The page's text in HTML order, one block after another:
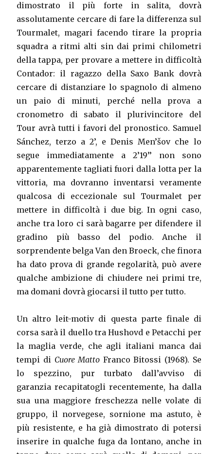
dimostrato il più forte in salita, dovrà
assolutamente cercare di fare la differenza sul
Tourmalet, magari facendo tirare la propria
squadra a ritmi alti sin dai primi chilometri
della tappa, per provare a mettere in difficoltà
Contador: il ragazzo della Saxo Bank dovrà
cercare di distanziare lo spagnolo di almeno
un paio di minuti, perché nella prova a
cronometro di sabato il plurivincitore del
Tour avrà tutti i favori del pronostico. Samuel
Sánchez, terzo a 2’, e Denis Men’šov che lo
segue immediatamente a 2’19’’ non sono
apparentemente tagliati fuori dalla lotta per la
vittoria, ma dovranno inventarsi veramente
qualcosa di eccezionale sul Tourmalet per
mettere in difficoltà i due big. In ogni caso,
anche tra loro ci sarà bagarre per difendere il
gradino più basso del podio. Anche il
sorprendente belga Van den Broeck, che finora
ha dato prova di grande regolarità, può avere
qualche ambizione di chiudere nei primi tre,
ma domani dovrà giocarsi il tutto per tutto.
Un altro leit-motiv di questa parte finale di
corsa sarà il duello tra Hushovd e Petacchi per
la maglia verde, che agli italiani manca dai
tempi di Cuore Matto Franco Bitossi (1968). Se
lo spezzino, pur turbato dall’avviso di
garanzia recapitatogli recentemente, ha dalla
sua una maggiore freschezza nelle volate di
gruppo, il norvegese, sornione ma astuto, è
più resistente, e ha già dimostrato di potersi
inserire in qualche fuga da lontano, anche in